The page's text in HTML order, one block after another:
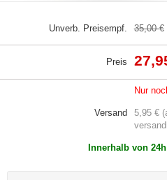
Unverb. Preisempf. 35,00 €
Preis
Nur
Versand
5,95 €
Innerhalb von